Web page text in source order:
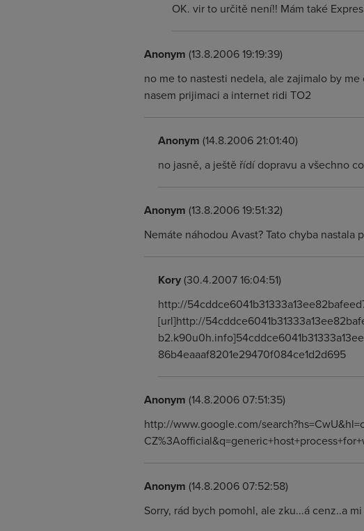
OK. vir to určitě není!! Mám také
Anonym (13.8.2006 19:19:39)
no me to nastesti nedela, ale zajimalo by
nasem prijimaci a internet ridi TO2
Anonym (14.8.2006 21:01:40)
no jasně, a ještě řídí dopravu a všechno
Anonym (13.8.2006 19:51:32)
Nemáte náhodou Avast? Tato chyba
Kory(30.4.2007 16:04:51)
http://
[url]http://
86b4eaaaf8201e29470f084ce1d2d695
Anonym (14.8.2006 07:51:35)
http://www.google.com/
Anonym (14.8.2006 07:52:58)
Sorry, rád bych pomohl, ale zku...á cenz..a